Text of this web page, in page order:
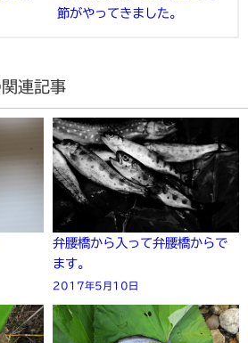
節がやってきました。
連記事
弁腰橋から入って弁腰橋からで
ます。
2017年5月10日